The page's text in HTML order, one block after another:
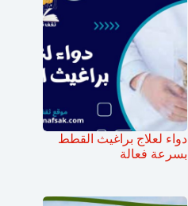
دواء لعلاج براغيث القطط
بسرعة فعالة